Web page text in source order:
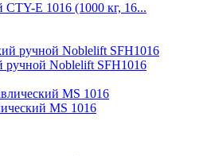
E 1016 (1000 кг, 16...
ручной Noblelift SFH1016
MS 1016